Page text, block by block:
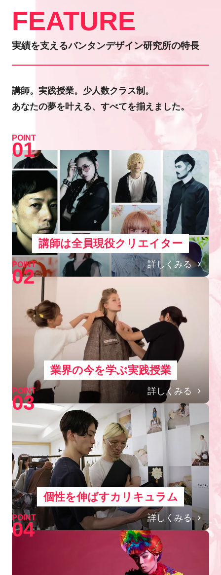
FEATURE
実績を支えるバンタンデザイン研究所の特長
講師。実践授業。少人数クラス制。
あなたの夢を叶える、すべてを揃えました。
POINT
01
講師は全員現役クリエイター
詳しくみる
POINT
02
業界の今を学ぶ実践授業
詳しくみる
POINT
03
個性を伸ばすカリキュラム
詳しくみる
POINT
04